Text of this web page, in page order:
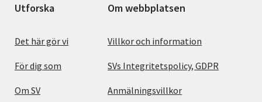
Utforska
Det här gör vi
För dig som
Om SV
Om webbplatsen
Villkor och information
SVs Integritetspolicy, GDPR
Anmälningsvillkor